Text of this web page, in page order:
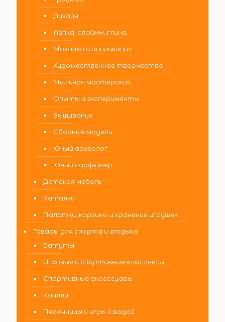
Дизайн
Лепка, слаймы, глина
Мозаика и аппликация
Художественное творчество
Мыльная мастерская
Опыты и эксперименты
Вышивание
Сборные модели
Юный археолог
Юный парфюмер
Детская мебель
Каталки
Палатки, корзины и хранение игрушек
Товары для спорта и отдыха
Батуты
Игровые и спортивные комплексы
Спортивные аксессуары
Качели
Песочницы и игры с водой